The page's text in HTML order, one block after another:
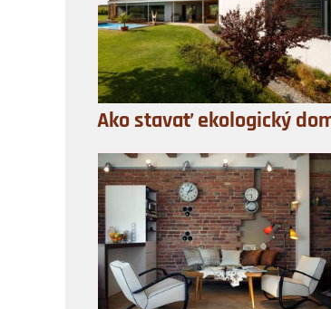
Ako stavať ekologický